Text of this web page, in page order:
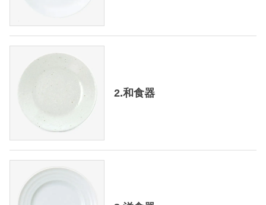
2.和食器